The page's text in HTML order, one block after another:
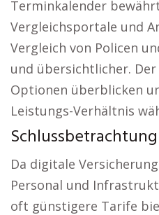
Terminkalender
Vergleichsportale und
Vergleich von Policen
und übersichtlicher. Der
Optionen überblicken
Leistungs-Verhältnis
Da digitale
Personal und
oft günstigere Tarife